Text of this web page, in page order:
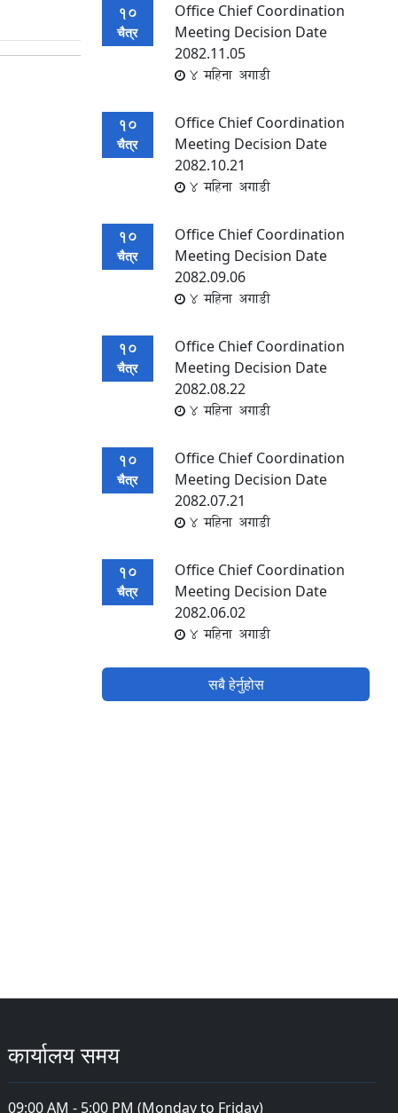
10
चैत्र
Office Chief Coordination
Meeting Decision Date
2082.11.05
4 महिना अगाडी
10
चैत्र
Office Chief Coordination
Meeting Decision Date
2082.10.21
4 महिना अगाडी
10
चैत्र
Office Chief Coordination
Meeting Decision Date
2082.09.06
4 महिना अगाडी
10
चैत्र
Office Chief Coordination
Meeting Decision Date
2082.08.22
4 महिना अगाडी
10
चैत्र
Office Chief Coordination
Meeting Decision Date
2082.07.21
4 महिना अगाडी
10
चैत्र
Office Chief Coordination
Meeting Decision Date
2082.06.02
4 महिना अगाडी
सबै हेर्नुहोस
कार्यालय समय
09:00 AM - 5:00 PM (Monday to Friday)